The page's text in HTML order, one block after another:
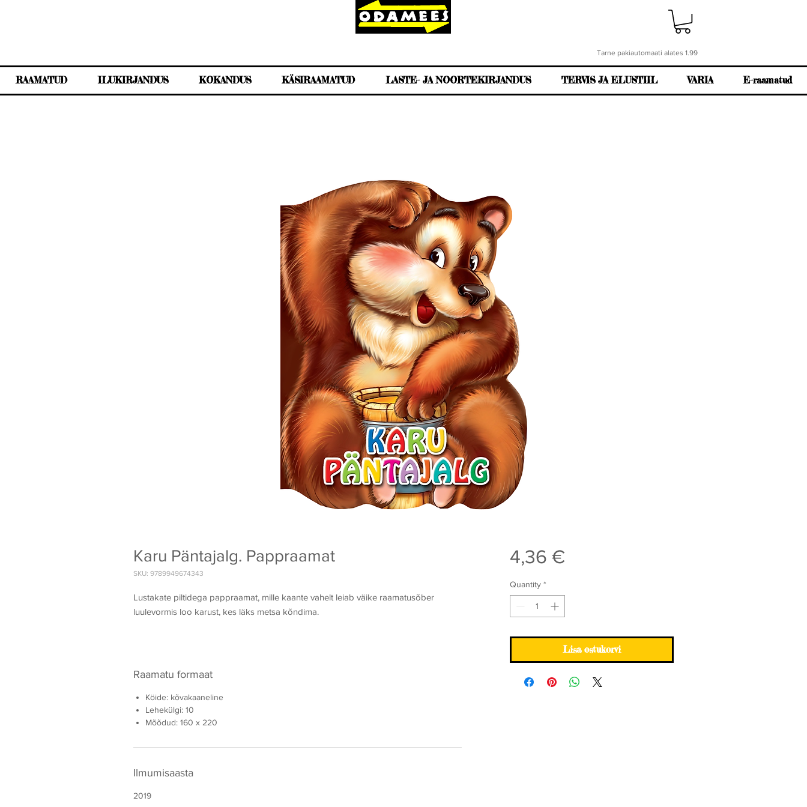
Tarne pakiautomaati alates 1.99
RAAMATUD ILUKIRJANDUS KOKANDUS KÄSIRAAMATUD LASTE- JA NOORTEKIRJANDUS TERVIS JA ELUSTIIL VARIA E-raamatud
Karu Päntajalg. Pappraamat
SKU: 9789949674343
Lustakate piltidega pappraamat, mille kaante vahelt leiab väike raamatusõber
luulevormis loo karust, kes läks metsa kõndima.
Raamatu formaat
Köide: kõvakaaneline
Lehekülgi: 10
Mõõdud: 160 x 220
Ilmumisaasta
2019
4,36 €Price
Quantity *
Lisa ostukorvi